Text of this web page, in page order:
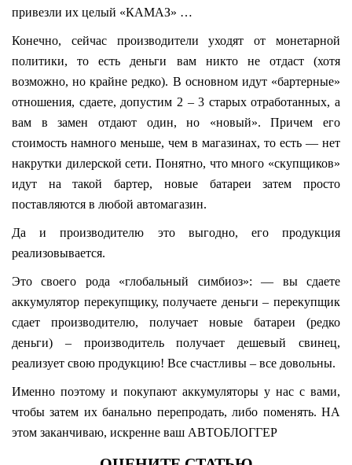
привезли их целый «КАМАЗ» …
Конечно, сейчас производители уходят от монетарной
политики, то есть деньги вам никто не отдаст (хотя
возможно, но крайне редко). В основном идут «бартерные»
отношения, сдаете, допустим 2 – 3 старых отработанных, а
вам в замен отдают один, но «новый». Причем его
стоимость намного меньше, чем в магазинах, то есть — нет
накрутки дилерской сети. Понятно, что много «скупщиков»
идут на такой бартер, новые батареи затем просто
поставляются в любой автомагазин.
Да и производителю это выгодно, его продукция
реализовывается.
Это своего рода «глобальный симбиоз»: — вы сдаете
аккумулятор перекупщику, получаете деньги – перекупщик
сдает производителю, получает новые батареи (редко
деньги) – производитель получает дешевый свинец,
реализует свою продукцию! Все счастливы – все довольны.
Именно поэтому и покупают аккумуляторы у нас с вами,
чтобы затем их банально перепродать, либо поменять. НА
этом заканчиваю, искренне ваш АВТОБЛОГГЕР